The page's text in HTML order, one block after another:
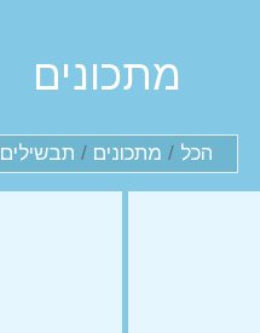
מתכונים
הכל / מתכונים / תבשילים